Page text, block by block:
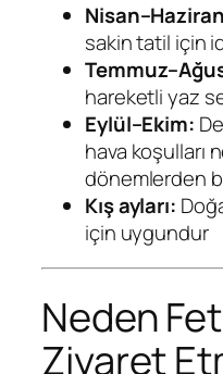
sakin tatil için
hareketli yaz
Eylül–Ekim:
hava koşulları
dönemlerden
Kış ayları:
için uygundur
Neden
Ziyaret